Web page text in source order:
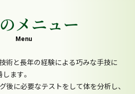
メニュー
Menu
術と長年の経験による巧みな手技に
ます。
後に必要なテストをして体を分析し、